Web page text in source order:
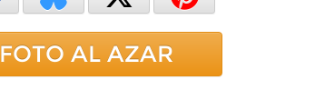
FOTO AL AZAR